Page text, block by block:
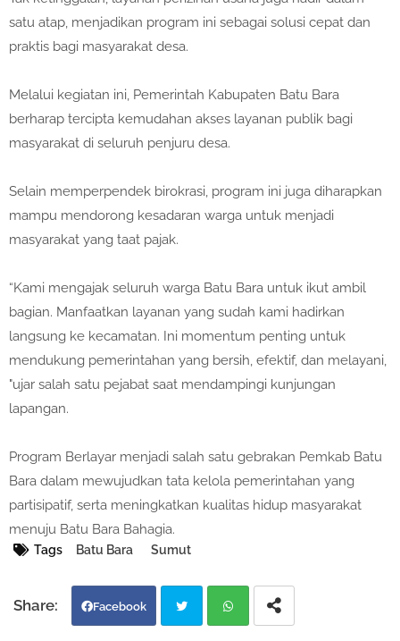
satu atap, menjadikan program ini sebagai solusi cepat dan
praktis bagi masyarakat desa.
Melalui kegiatan ini, Pemerintah Kabupaten Batu Bara
berharap tercipta kemudahan akses layanan publik bagi
masyarakat di seluruh penjuru desa.
Selain memperpendek birokrasi, program ini juga diharapkan
mampu mendorong kesadaran warga untuk menjadi
masyarakat yang taat pajak.
“Kami mengajak seluruh warga Batu Bara untuk ikut ambil
bagian. Manfaatkan layanan yang sudah kami hadirkan
langsung ke kecamatan. Ini momentum penting untuk
mendukung pemerintahan yang bersih, efektif, dan melayani,
"ujar salah satu pejabat saat mendampingi kunjungan
lapangan.
Program Berlayar menjadi salah satu gebrakan Pemkab Batu
Bara dalam mewujudkan tata kelola pemerintahan yang
partisipatif, serta meningkatkan kualitas hidup masyarakat
menuju Batu Bara Bahagia.
Tags Batu Bara Sumut
Facebook